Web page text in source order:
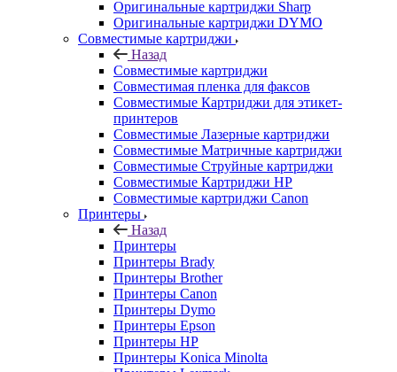
Оригинальные картриджи Sharp
Оригинальные картриджи DYMO
Совместимые картриджи
Назад
Совместимые картриджи
Совместимая пленка для факсов
Совместимые Картриджи для этикет-
принтеров
Совместимые Лазерные картриджи
Совместимые Матричные картриджи
Совместимые Струйные картриджи
Совместимые Картриджи HP
Совместимые картриджи Canon
Принтеры
Назад
Принтеры
Принтеры Brady
Принтеры Brother
Принтеры Canon
Принтеры Dymo
Принтеры Epson
Принтеры HP
Принтеры Konica Minolta